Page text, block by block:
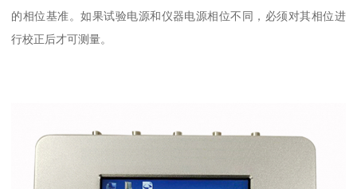
的相位基准。如果试验电源和仪器电源相位不同，必须对其相位进
行校正后才可测量。